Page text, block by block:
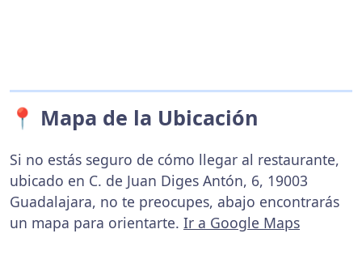
📍 Mapa de la Ubicación
Si no estás seguro de cómo llegar al restaurante,
ubicado en C. de Juan Diges Antón, 6, 19003
Guadalajara, no te preocupes, abajo encontrarás
un mapa para orientarte. Ir a Google Maps